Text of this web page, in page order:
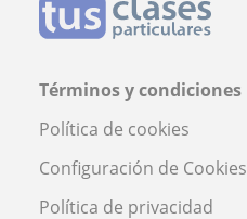
Términos y condiciones
Política de cookies
Configuración de Cookies
Política de privacidad